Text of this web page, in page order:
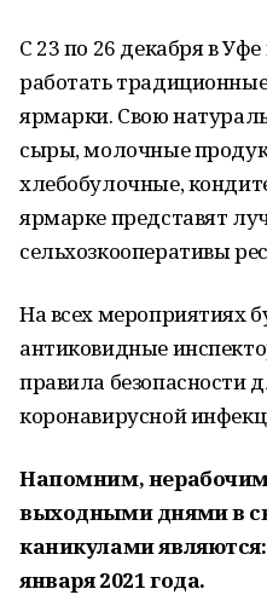
С 23 по 26 декабря в
работать
ярмарки. Свою
сыры, молочные
хлебобулочные,
ярмарке представят
сельхозкооперативы
На всех мероприятиях
антиковидные
правила безопасности
коронавирусной
Напомним,
выходными днями в
каникулами являются:
января 2021 года.